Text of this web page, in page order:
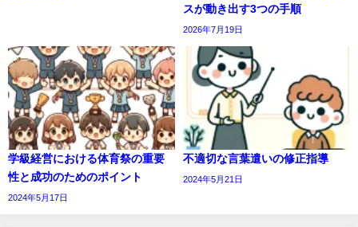
スが動き出す3つの手順
2026年7月19日
学級経営における体育祭の重要
性と成功のためのポイント
2024年5月17日
不適切な言葉遣いの修正指導
2024年5月21日